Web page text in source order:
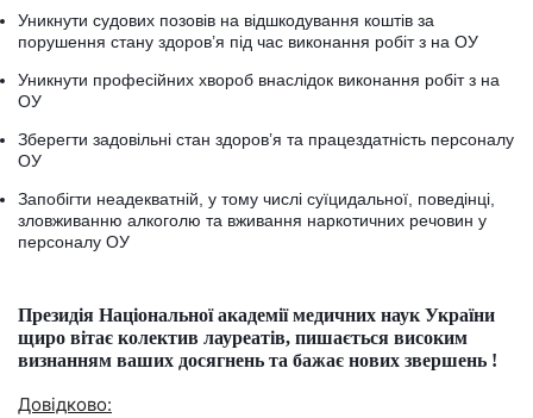
Уникнути судових позовів на відшкодування коштів за
порушення стану здоров’я під час виконання робіт з на ОУ
Уникнути професійних хвороб внаслідок виконання робіт з на
ОУ
Зберегти задовільні стан здоров’я та працездатність персоналу
ОУ
Запобігти неадекватній, у тому числі суїцидальної, поведінці,
зловживанню алкоголю та вживання наркотичних речовин у
персоналу ОУ
Президія Національної академії медичних наук України
щиро вітає колектив лауреатів, пишається високим
визнанням ваших досягнень та бажає нових звершень !
Довідково: